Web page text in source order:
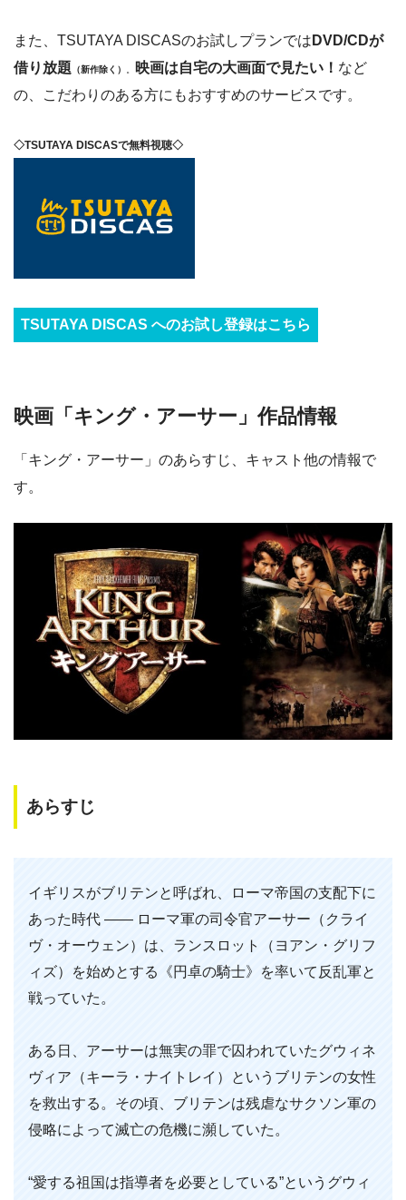
また、TSUTAYA DISCASのお試しプランでは DVD/CDが
借り放題 （新作除く） 映画は自宅の大画面で見たい！ など
の、こだわりのある方にもおすすめのサービスです。
◇TSUTAYA DISCASで無料視聴◇
TSUTAYA DISCAS へのお試し登録はこちら
映画「キング・アーサー」作品情報
「キング・アーサー」のあらすじ、キャスト他の情報で
す。
あらすじ
イギリスがブリテンと呼ばれ、ローマ帝国の支配下に
あった時代 ―― ローマ軍の司令官アーサー（クライ
ヴ・オーウェン）は、ランスロット（ヨアン・グリフ
ィズ）を始めとする《円卓の騎士》を率いて反乱軍と
戦っていた。
ある日、アーサーは無実の罪で囚われていたグウィネ
ヴィア（キーラ・ナイトレイ）というブリテンの女性
を救出する。その頃、ブリテンは残虐なサクソン軍の
侵略によって滅亡の危機に瀕していた。
“愛する祖国は指導者を必要としている”というグウィ